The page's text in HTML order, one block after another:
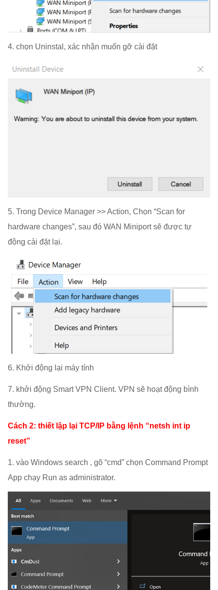
4. chọn Uninstal, xác nhận muốn gỡ cài đặt
5. Trong Device Manager >> Action, Chọn “Scan for
hardware changes”, sau đó WAN Miniport sẽ được tự
động cài đặt lại.
6. Khởi động lại máy tính
7. khởi động Smart VPN Client. VPN sẽ hoạt động bình
thường.
Cách 2: thiết lập lại TCP/IP bằng lệnh “netsh int ip
reset”
1. vào Windows search , gõ “cmd” chọn Command Prompt
App chạy Run as administrator.